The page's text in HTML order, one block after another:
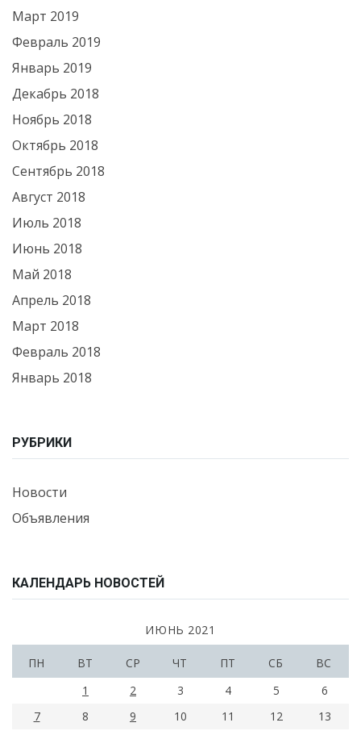
Март 2019
Февраль 2019
Январь 2019
Декабрь 2018
Ноябрь 2018
Октябрь 2018
Сентябрь 2018
Август 2018
Июль 2018
Июнь 2018
Май 2018
Апрель 2018
Март 2018
Февраль 2018
Январь 2018
РУБРИКИ
Новости
Объявления
КАЛЕНДАРЬ НОВОСТЕЙ
ИЮНЬ 2021
ПН ВТ СР ЧТ ПТ СБ
ВС
1
2 3 4 5
6
7
8 9 10 11 12
13